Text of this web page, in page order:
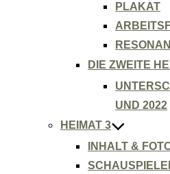
PLAKAT
DIE ZWEITE
UND 2022
HEIMAT 3
INHALT &